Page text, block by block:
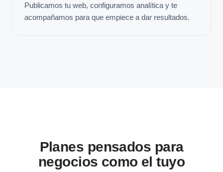
Publicamos tu web, configuramos analítica y te
acompañamos para que empiece a dar resultados.
Planes pensados para
negocios como el tuyo